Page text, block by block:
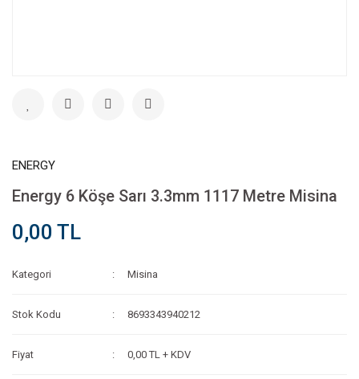
ENERGY
Energy 6 Köşe Sarı 3.3mm 1117 Metre Misina
0,00 TL
Kategori Misina
Stok Kodu 8693343940212
Fiyat 0,00 TL + KDV